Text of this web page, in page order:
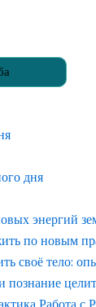
дня
энергий
по новым
своё тело:
познание